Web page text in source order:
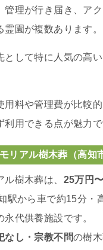
管理が行き届き、ア
園が複数あります。
として特に人気の高
用料や管理費が比較
用できる点が魅力で
リアル樹木葬（高知
樹木葬は、 25万円〜
駅から車で約15分・
代供養施設です。
なし・宗教不問の樹